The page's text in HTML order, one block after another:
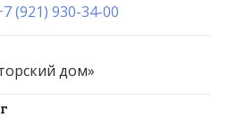
(921) 930-34-00
дом»